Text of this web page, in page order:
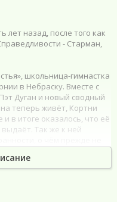
лет назад, после того как
- Старман,
школьница-гимнастка
в Небраску. Вместе с
Дуган и новый сводный
теперь живёт, Кортни
в итоге оказалось, что её
Так же к ней
судьба Общества
стремятся уничтожить
с заданием,